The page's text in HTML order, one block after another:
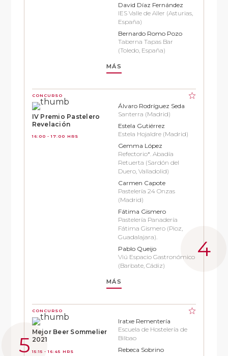
David Díaz Fernández
IES Valle de Aller (Asturias,
España)
Bernardo Romo Pozo
Taberna Tapas Bar
(Toledo, España)
MÁS
CONCURSO
IV Premio Pastelero
Revelación
16:00 - 17:00 HRS
Álvaro Rodríguez Seda
Santerra (Madrid)
Estela Gutiérrez
Estela Hojaldre (Madrid)
Gemma López
Refectorio*. Abadía
Retuerta (Sardón del
Duero, Valladolid)
Carmen Capote
Pastelería 24 Onzas
(Madrid)
Fátima Gismero
Pastelería Panadería
Fátima Gismero (Pioz,
Guadalajara).
Pablo Queijo
Viú Espacio Gastronómico
(Barbate, Cádiz)
MÁS
CONCURSO
Mejor Beer Sommelier
2021
15:15 - 16:45 HRS
Iratxe Rementería
Escuela de Hostelería de
Bilbao
Rebeca Sobrino